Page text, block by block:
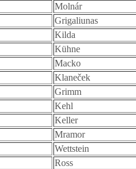
Molnár
Grigaliunas
Kilda
Kühne
Macko
Klaneček
Grimm
Kehl
Keller
Mramor
Wettstein
Ross